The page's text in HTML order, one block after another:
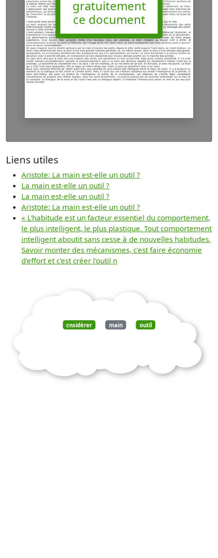
gratuitement
ce document
Liens utiles
Aristote: La main est-elle un outil ?
La main est-elle un outil ?
La main est-elle un outil ?
Aristote: La main est-elle un outil ?
« L'habitude est un facteur essentiel du comportement,
le plus intelligent, le plus plastique. Tout comportement
intelligent aboutit sans cesse à de nouvelles habitudes.
Savoir monter des mécanismes, c'est faire économie
d'effort et c'est créer l'outil n
cnsidérer main outil